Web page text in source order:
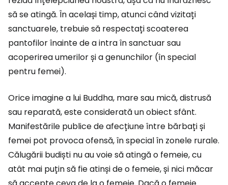
să se atingă. În același timp, atunci când vizitați
sanctuarele, trebuie să respectați scoaterea
pantofilor înainte de a intra în sanctuar sau
acoperirea umerilor și a genunchilor (în special
pentru femei).
Orice imagine a lui Buddha, mare sau mică, distrusă
sau reparată, este considerată un obiect sfânt.
Manifestările publice de afecțiune între bărbați și
femei pot provoca ofensă, în special în zonele rurale.
Călugării budiști nu au voie să atingă o femeie, cu
atât mai puțin să fie atinși de o femeie, și nici măcar